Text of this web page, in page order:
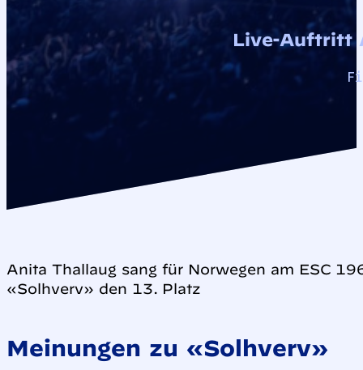
Live-Auftritt
Anita Thallaug sang für Norwegen am ESC
«Solhverv» den 13. Platz
Meinungen zu «Solhverv»